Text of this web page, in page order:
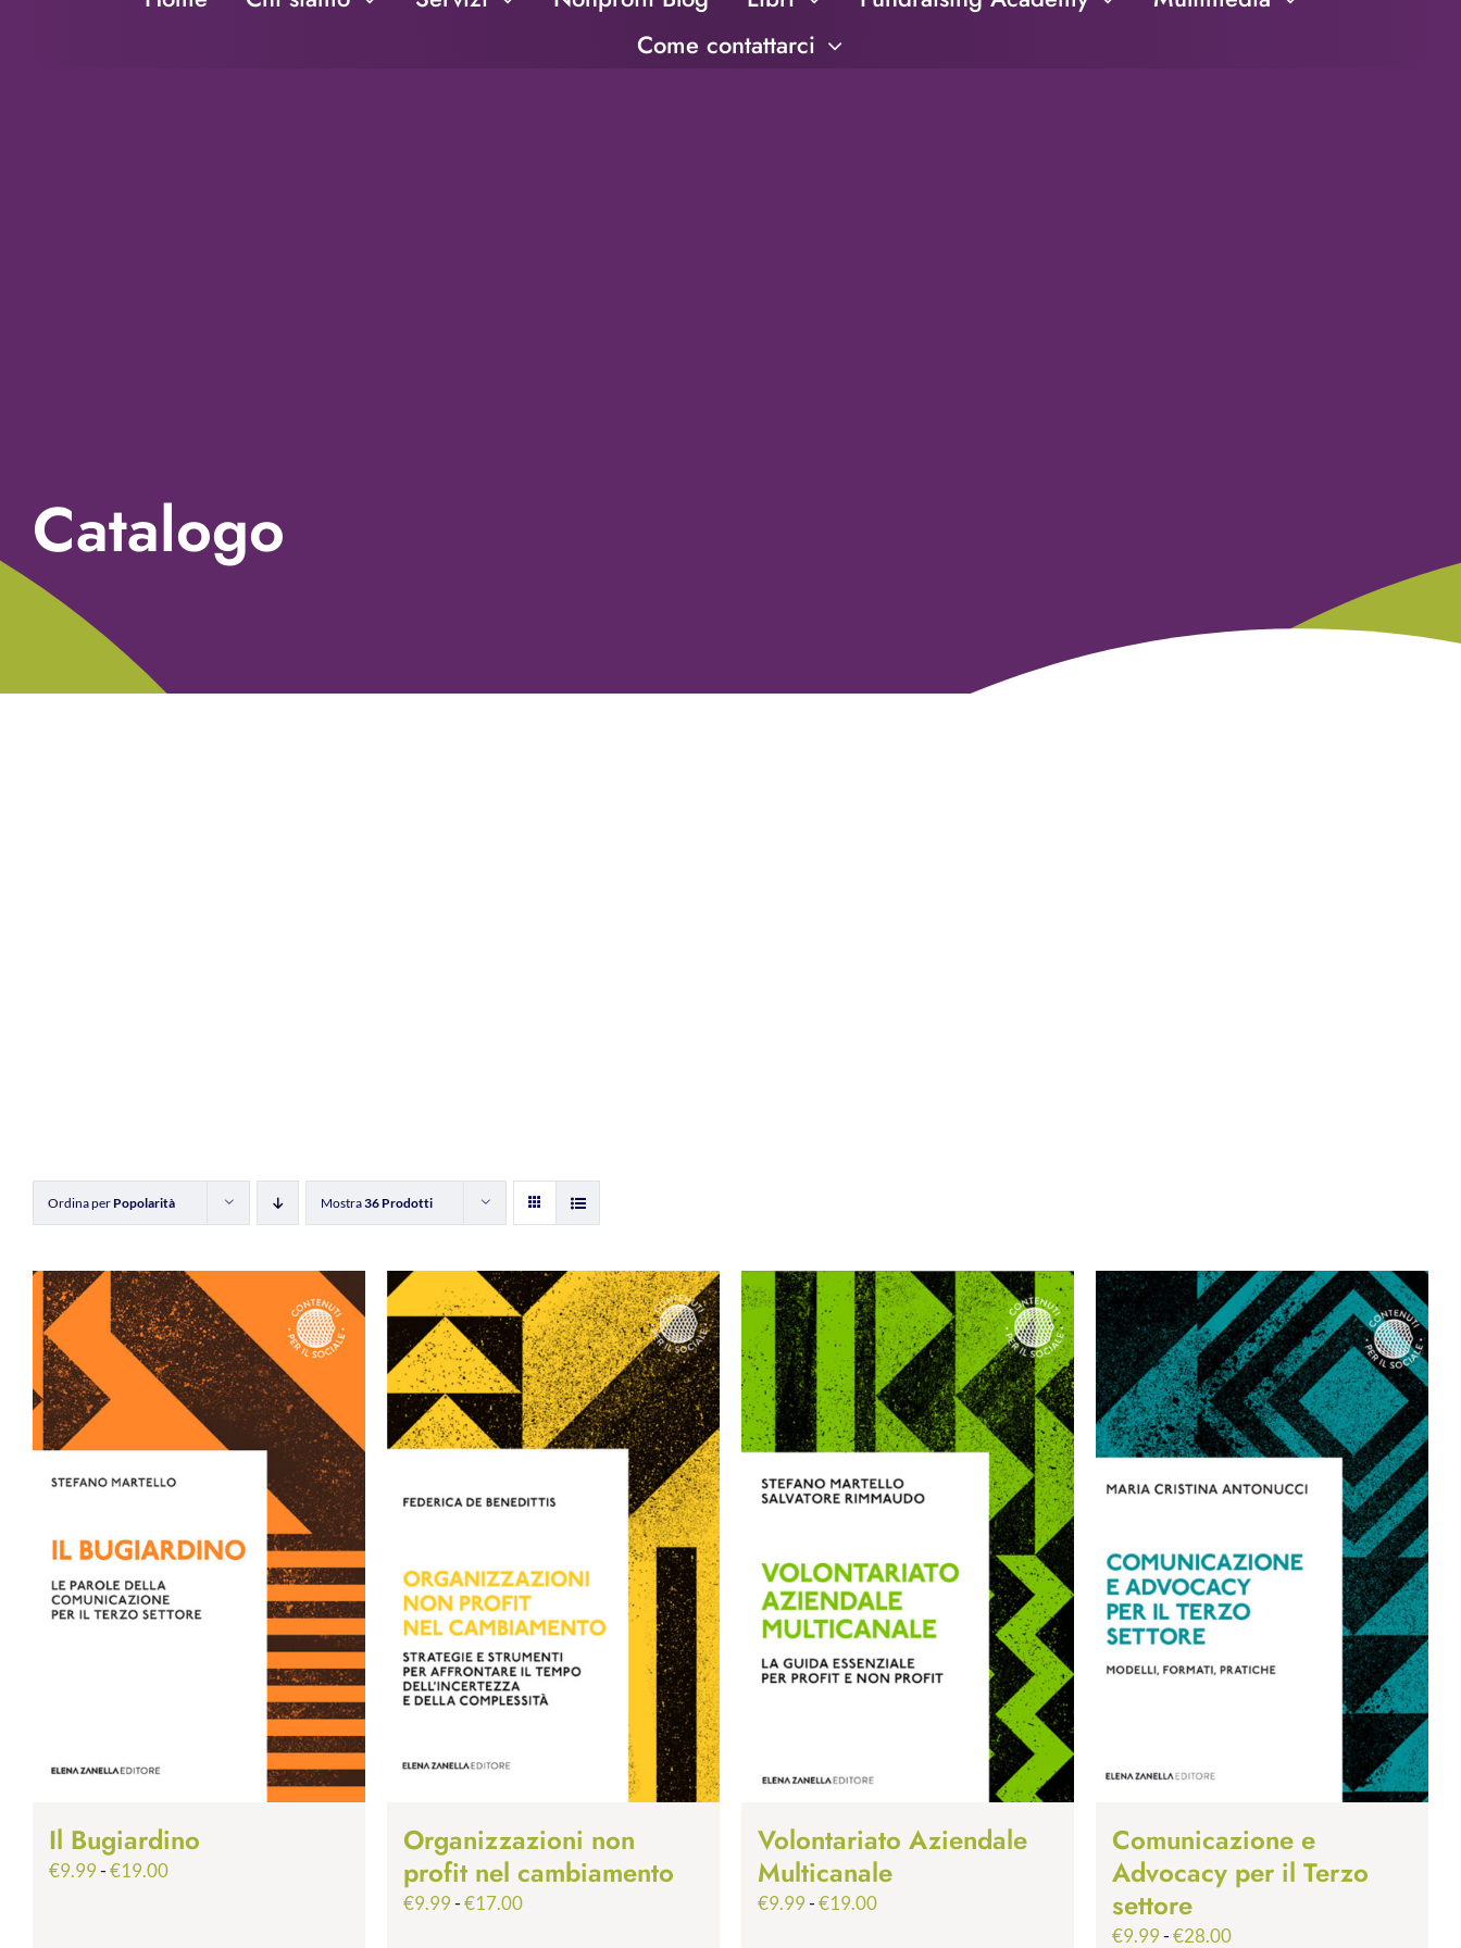
Come contattarci
Catalogo
Ordina per Popolarità Mostra36 Prodotti
Il Bugiardino
€9.99-€19.00Fascia
Organizzazioni non
profit nel cambiamento
€9.99-€17.00Fascia
Volontariato Aziendale
Multicanale
€9.99-€19.00Fascia
Comunicazione e
Advocacy per il Terzo
settore
€9.99-€28.00Fascia